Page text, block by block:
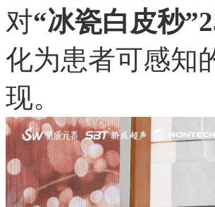
对“冰瓷白皮秒
化为患者可感知
现。